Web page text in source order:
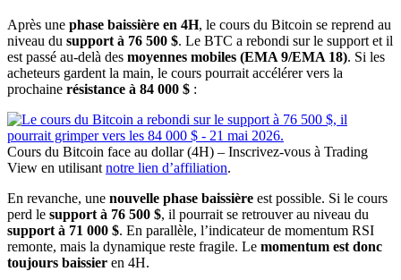
Après une phase baissière en 4H, le cours du Bitcoin se reprend au
niveau du support à 76 500 $. Le BTC a rebondi sur le support et il
est passé au-delà des moyennes mobiles (EMA 9/EMA 18). Si les
acheteurs gardent la main, le cours pourrait accélérer vers la
prochaine résistance à 84 000 $ :
Cours du Bitcoin face au dollar (4H) – Inscrivez-vous à Trading
View en utilisant notre lien d’affiliation.
En revanche, une nouvelle phase baissière est possible. Si le cours
perd le support à 76 500 $, il pourrait se retrouver au niveau du
support à 71 000 $. En parallèle, l’indicateur de momentum RSI
remonte, mais la dynamique reste fragile. Le momentum est donc
toujours baissier en 4H.